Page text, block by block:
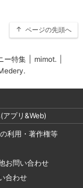
ページの先頭へ
ー特集 mimot.
アプリ&Web)
利用・著作権等
お問い合わせ
合わせ